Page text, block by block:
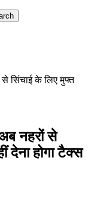
से सिंचाई के लिए मुफ्त
अब नहरों से
देना होगा टैक्‍स